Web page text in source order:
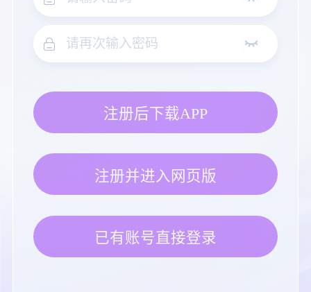
注册后下载APP
注册并进入网页版
已有账号直接登录